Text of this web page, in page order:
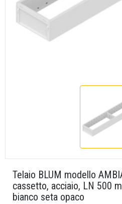
Telaio BLUM modello
cassetto, acciaio, LN 500
bianco seta opaco